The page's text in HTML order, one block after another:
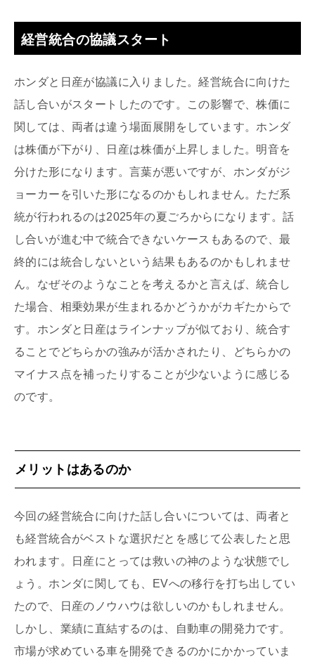
経営統合の協議スタート
ホンダと日産が協議に入りました。経営統合に向けた
話し合いがスタートしたのです。この影響で、株価に
関しては、両者は違う場面展開をしています。ホンダ
は株価が下がり、日産は株価が上昇しました。明音を
分けた形になります。言葉が悪いですが、ホンダがジ
ョーカーを引いた形になるのかもしれません。ただ系
統が行われるのは2025年の夏ごろからになります。話
し合いが進む中で統合できないケースもあるので、最
終的には統合しないという結果もあるのかもしれませ
ん。なぜそのようなことを考えるかと言えば、統合し
た場合、相乗効果が生まれるかどうかがカギたからで
す。ホンダと日産はラインナップが似ており、統合す
ることでどちらかの強みが活かされたり、どちらかの
マイナス点を補ったりすることが少ないように感じる
のです。
メリットはあるのか
今回の経営統合に向けた話し合いについては、両者と
も経営統合がベストな選択だとを感じて公表したと思
われます。日産にとっては救いの神のような状態でし
ょう。ホンダに関しても、EVへの移行を打ち出してい
たので、日産のノウハウは欲しいのかもしれません。
しかし、業績に直結するのは、自動車の開発力です。
市場が求めている車を開発できるのかにかかっていま